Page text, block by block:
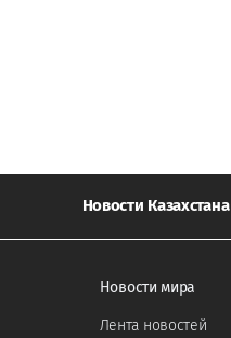
Новости Казахстана
Новости мира
Лента новостей